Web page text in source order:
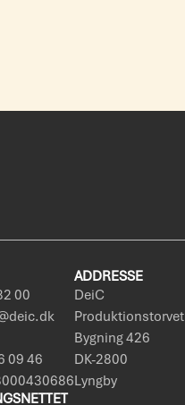
00
09 46
ADDRESSE
DeiC
Produktionstorvet
Bygning 426
DK-2800
Lyngby